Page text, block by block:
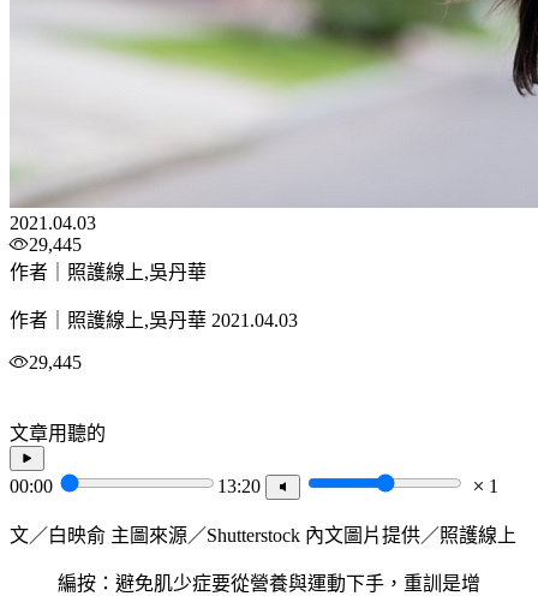
2021.04.03
29,445
作者｜照護線上,吳丹華
作者｜照護線上,吳丹華 2021.04.03
29,445
文章用聽的
00:00 13:20 1
文／白映俞 主圖來源／Shutterstock 內文圖片提供／照護線上
編按：避免肌少症要從營養與運動下手，重訓是增